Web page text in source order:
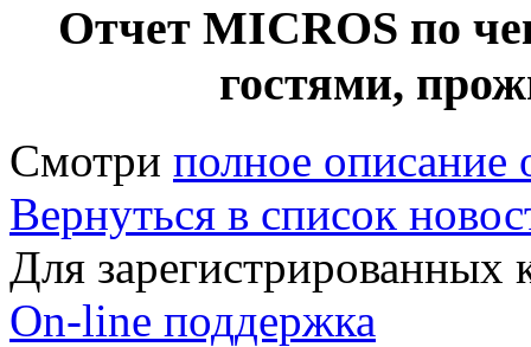
Отчет MICROS по
гостями,
Смотри полное описание
Вернуться в список
Для зарегистрированных
On-line поддержка